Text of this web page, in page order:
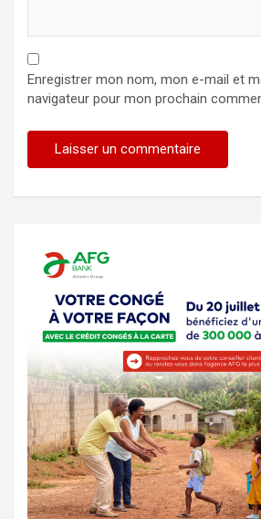
Enregistrer mon nom, mon e-mail et
navigateur pour mon prochain